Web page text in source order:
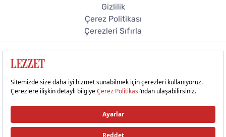
Gizlilik
Çerez Politikası
Çerezleri Sıfırla
© 2026 Lezzet Online. Tüm hakları saklıdır.